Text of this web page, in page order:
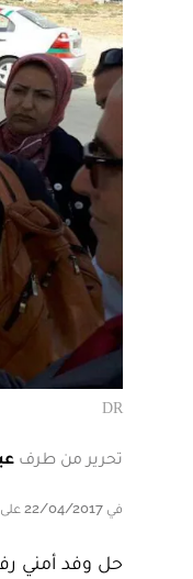
DR
تحرير من طرف
في 22/04/2017 على الساعة 12:30
حل وفد أمني